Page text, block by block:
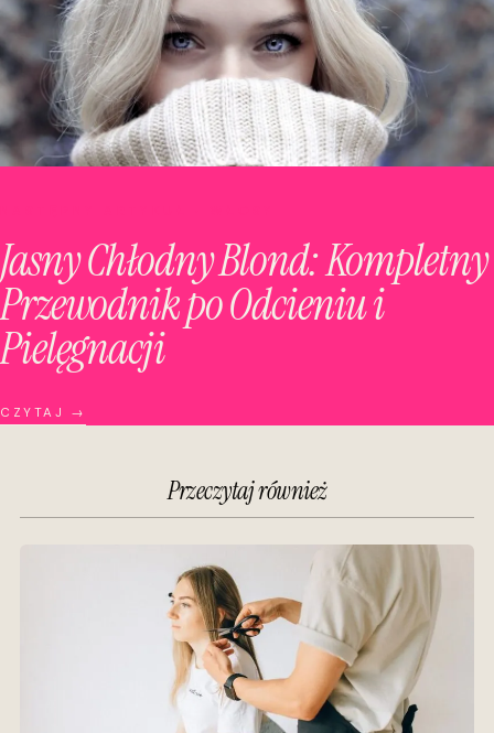
Jasny Chłodny Blond: Kompletny
Przewodnik po Odcieniu i
Pielęgnacji
CZYTAJ →
Przeczytaj również